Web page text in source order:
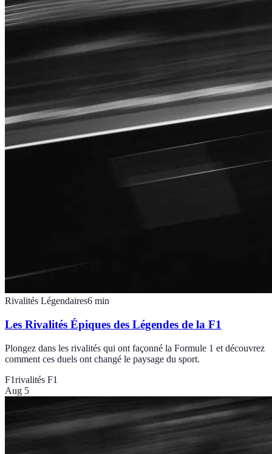
Rivalités Légendaires6 min
Les Rivalités Épiques des Légendes de la F1
Plongez dans les rivalités qui ont façonné la Formule 1 et découvrez
comment ces duels ont changé le paysage du sport.
F1rivalités F1
Aug 5